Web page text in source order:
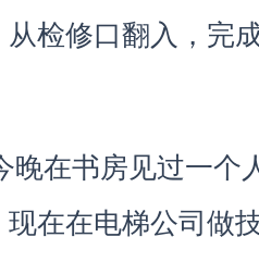
从检修口翻入，完
晚在书房见过一个
在在电梯公司做